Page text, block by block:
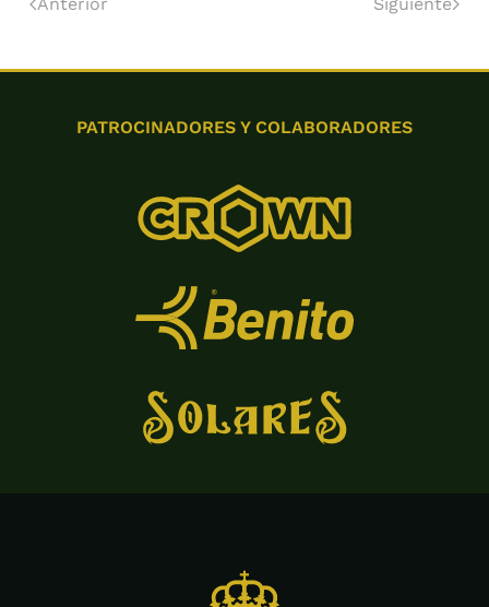
PATROCINADORES Y COLABORADORES